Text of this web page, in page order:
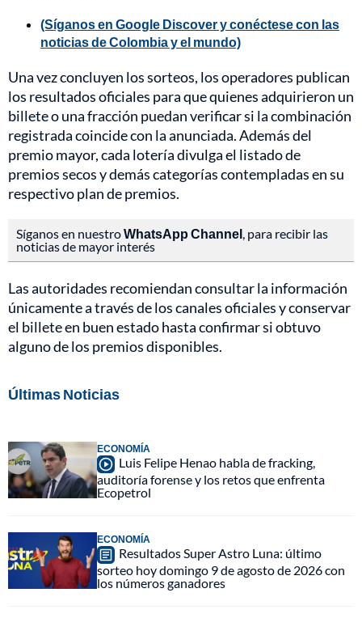
(Síganos en Google Discover y conéctese con las
noticias de Colombia y el mundo)
Una vez concluyen los sorteos, los operadores publican
los resultados oficiales para que quienes adquirieron un
billete o una fracción puedan verificar si la combinación
registrada coincide con la anunciada. Además del
premio mayor, cada lotería divulga el listado de
premios secos y demás categorías contempladas en su
respectivo plan de premios.
Síganos en nuestroWhatsApp Channel, para recibir las
noticias de mayor interés
Las autoridades recomiendan consultar la información
únicamente a través de los canales oficiales y conservar
el billete en buen estado hasta confirmar si obtuvo
alguno de los premios disponibles.
Últimas Noticias
ECONOMÍA
Luis Felipe Henao habla de fracking,
auditoría forense y los retos que enfrenta
Ecopetrol
ECONOMÍA
Resultados Super Astro Luna: último
sorteo hoy domingo 9 de agosto de 2026 con
los números ganadores